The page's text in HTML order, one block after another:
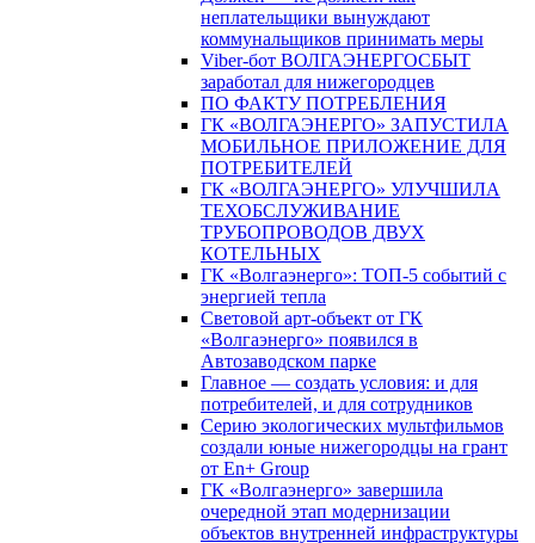
неплательщики вынуждают
коммунальщиков принимать меры
Viber-бот ВОЛГАЭНЕРГОСБЫТ
заработал для нижегородцев
ПО ФАКТУ ПОТРЕБЛЕНИЯ
ГК «ВОЛГАЭНЕРГО» ЗАПУСТИЛА
МОБИЛЬНОЕ ПРИЛОЖЕНИЕ ДЛЯ
ПОТРЕБИТЕЛЕЙ
ГК «ВОЛГАЭНЕРГО» УЛУЧШИЛА
ТЕХОБСЛУЖИВАНИЕ
ТРУБОПРОВОДОВ ДВУХ
КОТЕЛЬНЫХ
ГК «Волгаэнерго»: ТОП-5 событий с
энергией тепла
Световой арт-объект от ГК
«Волгаэнерго» появился в
Автозаводском парке
Главное — создать условия: и для
потребителей, и для сотрудников
Серию экологических мультфильмов
создали юные нижегородцы на грант
от En+ Group
ГК «Волгаэнерго» завершила
очередной этап модернизации
объектов внутренней инфраструктуры